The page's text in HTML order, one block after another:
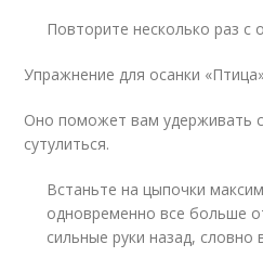
Повторите несколько раз с
Упражнение для осанки
Оно поможет вам удерживать
сутулиться.
Встаньте на цыпочки
одновременно все больше
сильные руки назад, словно